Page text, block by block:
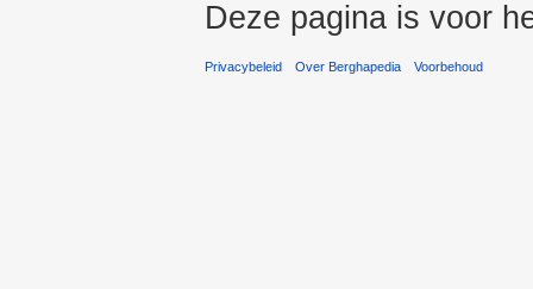
Deze pagina is voor
Privacybeleid Over Berghapedia Voorbehoud